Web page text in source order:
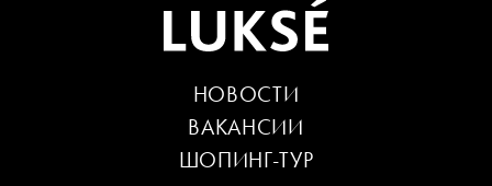
НОВОСТИ
ВАКАНСИИ
ШОПИНГ-ТУР